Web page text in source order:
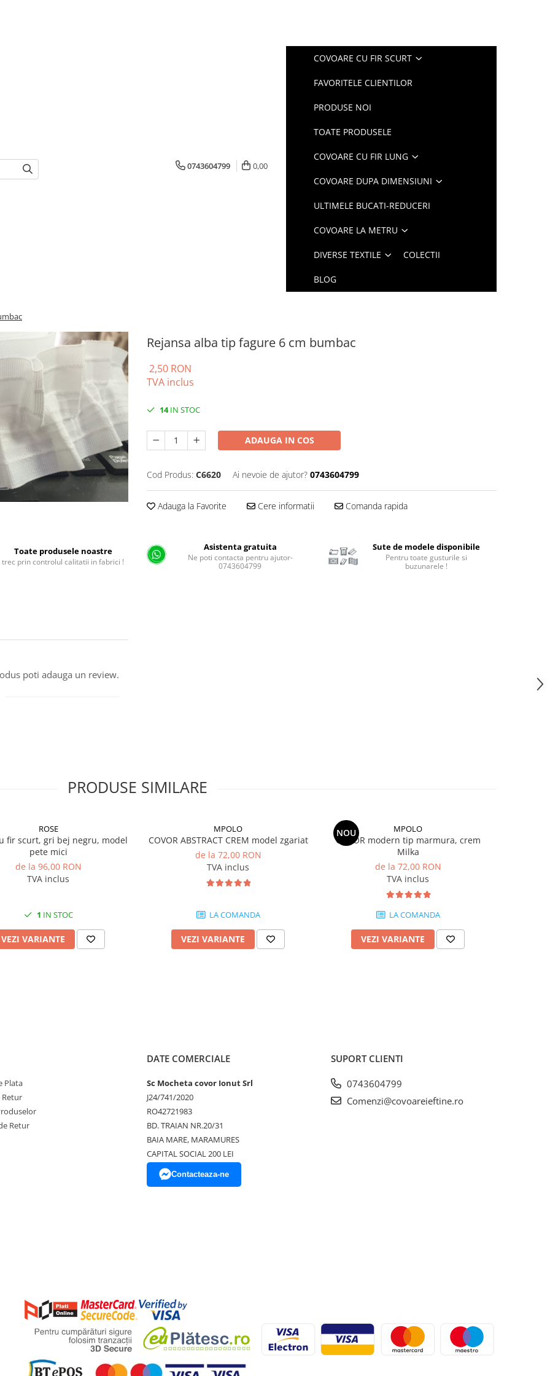
0743604799 0,00
COVOARE CU FIR SCURT
FAVORITELE CLIENTILOR
PRODUSE NOI
TOATE PRODUSELE
COVOARE CU FIR LUNG
COVOARE DUPA DIMENSIUNI
ULTIMELE BUCATI-REDUCERI
COVOARE LA METRU
DIVERSE TEXTILE COLECTII
BLOG
Rejansa alba tip fagure 6 cm bumbac
2,50 RON
TVA inclus
14IN STOC
ADAUGA IN COS
Cod Produs: C6620 Ai nevoie de ajutor? 0743604799
Adauga la Favorite Cere informatii Comanda rapida
Toate produsele noastre
trec prin controlul calitatii in fabrici !
Asistenta gratuita
Ne poti contacta pentru ajutor-
0743604799
Sute de modele disponibile
Pentru toate gusturile si
buzunarele !
poti adauga un review.
PRODUSE SIMILARE
ROSE
fir scurt, gri bej negru, model
pete mici
de la 96,00 RON
TVA inclus
1 IN STOC
VEZI VARIANTE
MPOLO
COVOR ABSTRACT CREM model zgariat
de la 72,00 RON
TVA inclus
LA COMANDA
VEZI VARIANTE
NOU MPOLO
COVOR modern tip marmura, crem
Milka
de la 72,00 RON
TVA inclus
LA COMANDA
VEZI VARIANTE
Plata
Retur
Retur
DATE COMERCIALE
Sc Mocheta covor Ionut Srl
J24/741/2020
RO42721983
BD. TRAIAN NR.20/31
BAIA MARE, MARAMURES
CAPITAL SOCIAL 200 LEI
Contacteaza-ne
SUPORT CLIENTI
0743604799
Comenzi@covoareieftine.ro